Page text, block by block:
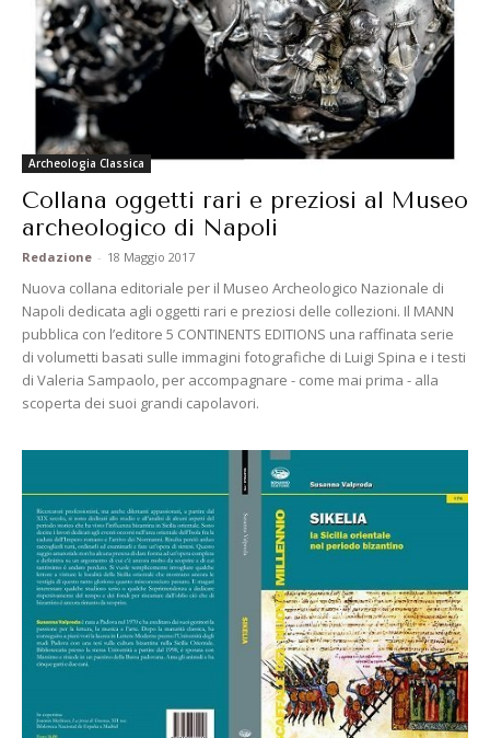
Archeologia Classica
Collana oggetti rari e preziosi al Museo
archeologico di Napoli
Redazione - 18 Maggio 2017
Nuova collana editoriale per il Museo Archeologico Nazionale di
Napoli dedicata agli oggetti rari e preziosi delle collezioni. Il MANN
pubblica con l’editore 5 CONTINENTS EDITIONS una raffinata serie
di volumetti basati sulle immagini fotografiche di Luigi Spina e i testi
di Valeria Sampaolo, per accompagnare - come mai prima - alla
scoperta dei suoi grandi capolavori.